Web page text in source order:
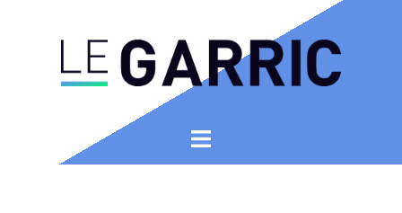
Ouvrir/fermer